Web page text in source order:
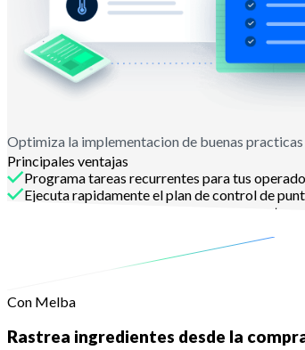
Optimiza la implementacion de buenas
Principales ventajas
Programa tareas recurrentes para tus
Ejecuta rapidamente el plan de control de
Registra lecturas de temperatura y conecta
Con Melba
Rastrea ingredientes desde la